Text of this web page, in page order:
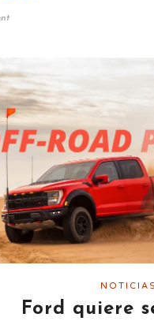
NOTICIAS
Ford quiere